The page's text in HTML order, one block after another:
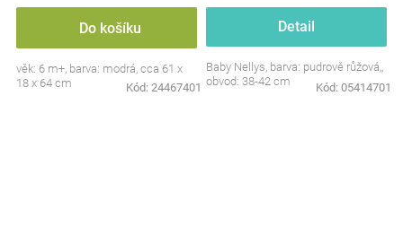
Do košíku
věk: 6 m+, barva: modrá, cca 61 x
18 x 64 cm
Kód: 24467401
Detail
Baby Nellys, barva: pudrově růžová,,
obvod: 38-42 cm
Kód: 05414701